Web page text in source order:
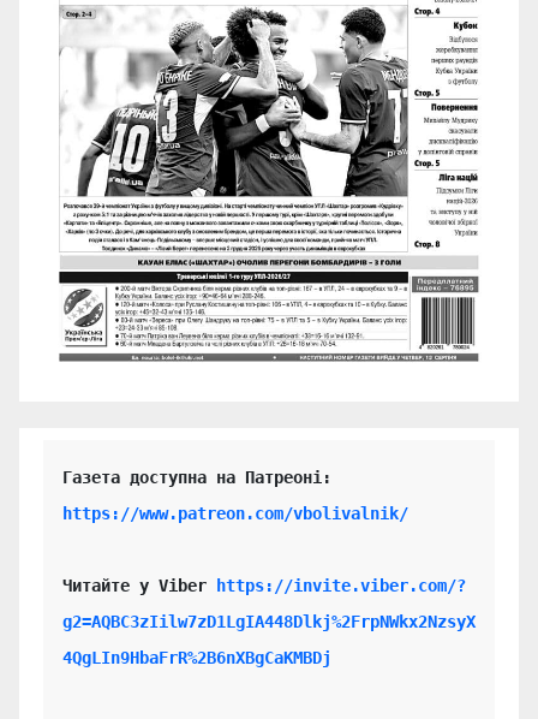
https://www.patreon.com/vbolivalnik/
Читайте у Viber
https://invite.viber.com/?
g2=AQBC3zIilw7zD1LgIA448Dlkj%2FrpNWkx2NzsyX
4QgLIn9HbaFrR%2B6nXBgCaKMBDj